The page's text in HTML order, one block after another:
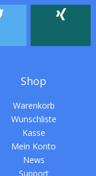
Shop
Warenkorb
Wunschliste
Kasse
Mein Konto
News
Support